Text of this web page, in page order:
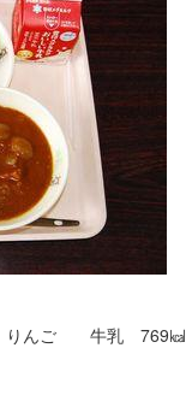
りんご 牛乳 769㎉